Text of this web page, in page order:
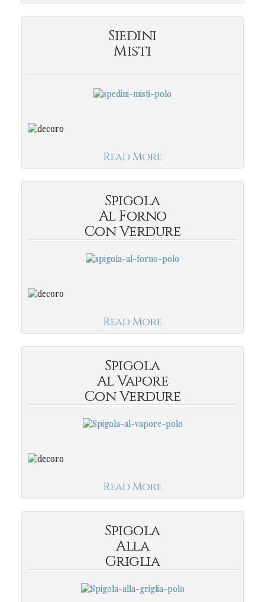
Siedini
Misti
Read More
Spigola
Al Forno
Con Verdure
Read More
Spigola
Al Vapore
Con Verdure
Read More
Spigola
Alla
Griglia